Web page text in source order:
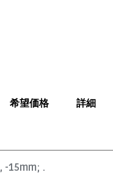
希望価格 詳細
-15mm; .